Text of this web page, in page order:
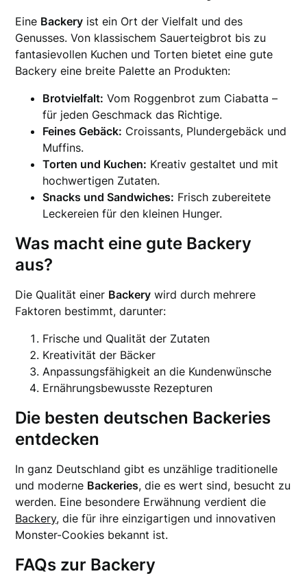
Eine Backery ist ein Ort der Vielfalt und des
Genusses. Von klassischem Sauerteigbrot bis zu
fantasievollen Kuchen und Torten bietet eine gute
Backery eine breite Palette an Produkten:
Brotvielfalt: Vom Roggenbrot zum Ciabatta –
für jeden Geschmack das Richtige.
Feines Gebäck: Croissants, Plundergebäck und
Muffins.
Torten und Kuchen: Kreativ gestaltet und mit
hochwertigen Zutaten.
Snacks und Sandwiches: Frisch zubereitete
Leckereien für den kleinen Hunger.
Was macht eine gute Backery
aus?
Die Qualität einer Backery wird durch mehrere
Faktoren bestimmt, darunter:
Frische und Qualität der Zutaten
Kreativität der Bäcker
Anpassungsfähigkeit an die Kundenwünsche
Ernährungsbewusste Rezepturen
Die besten deutschen Backeries
entdecken
In ganz Deutschland gibt es unzählige traditionelle
und moderne Backeries, die es wert sind, besucht zu
werden. Eine besondere Erwähnung verdient die
Backery, die für ihre einzigartigen und innovativen
Monster-Cookies bekannt ist.
FAQs zur Backery